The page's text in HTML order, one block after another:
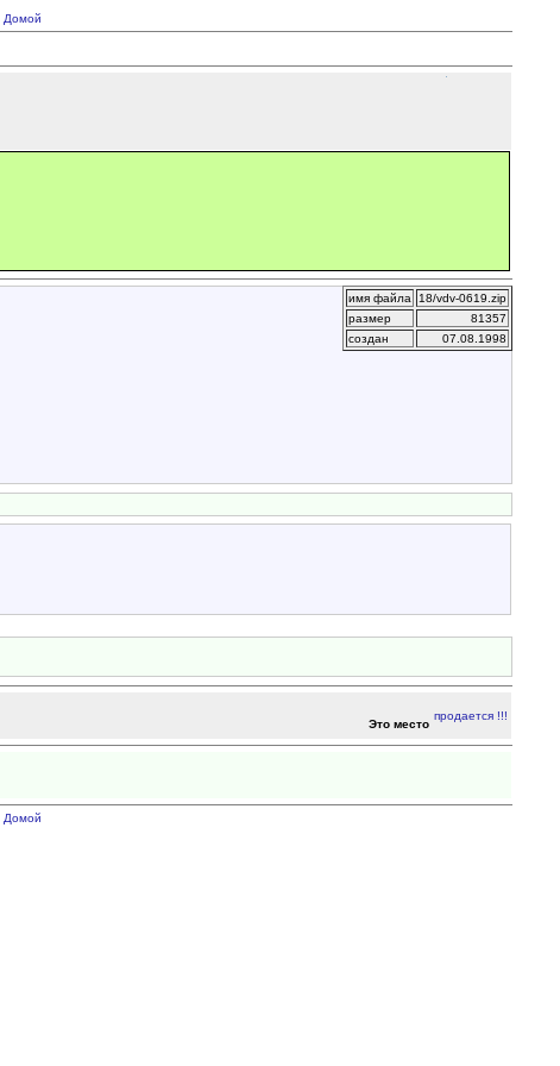
Домой
имя файла
18/vdv-0619.zip
размер
81357
создан
07.08.1998
Это место
Домой